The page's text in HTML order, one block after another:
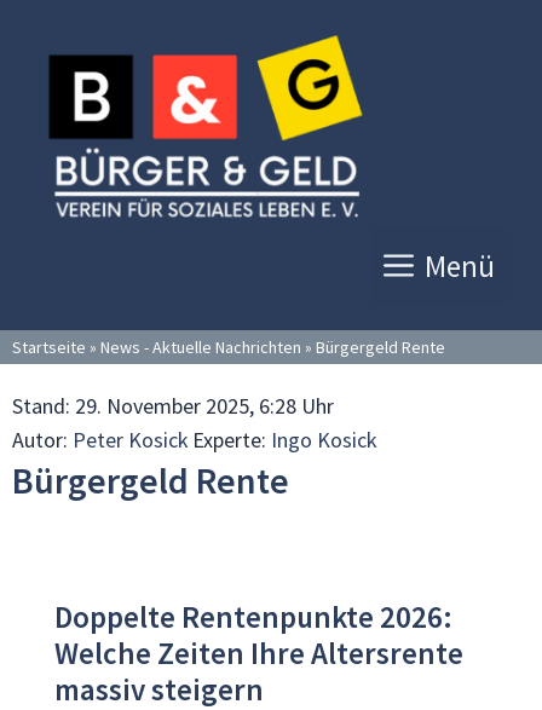
Inhalt
springen
Menü
Startseite » News - Aktuelle Nachrichten » Bürgergeld Rente
Stand: 29. November 2025, 6:28 Uhr
Autor: Peter Kosick Experte: Ingo Kosick
Bürgergeld Rente
Doppelte Rentenpunkte 2026:
Welche Zeiten Ihre Altersrente
massiv steigern